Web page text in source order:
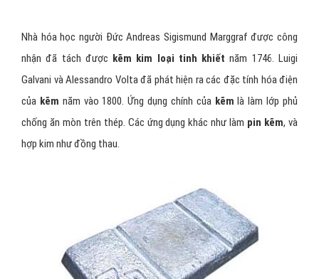
Nhà hóa học người Đức Andreas Sigismund Marggraf được công
nhận đã tách được kẽm kim loại tinh khiết năm 1746. Luigi
Galvani và Alessandro Volta đã phát hiện ra các đặc tính hóa điện
của kẽm năm vào 1800. Ứng dụng chính của kẽm là làm lớp phủ
chống ăn mòn trên thép. Các ứng dụng khác như làm pin kẽm, và
hợp kim như đồng thau.